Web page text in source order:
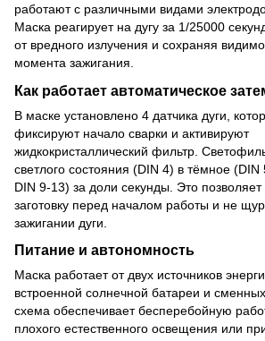
работают с различными видами
Маска реагирует на дугу за 1/25000
от вредного излучения и сохраняя
момента зажигания.
Как работает автоматическое
В маске установлено 4 датчика дуги,
фиксируют начало сварки и активируют
жидкокристаллический фильтр.
светлого состояния (DIN 4) в тёмное
DIN 9-13) за доли секунды. Это
заготовку перед началом работы и не
зажигании дуги.
Питание и автономность
Маска работает от двух источников
встроенной солнечной батареи и
схема обеспечивает бесперебойную
плохого естественного освещения или